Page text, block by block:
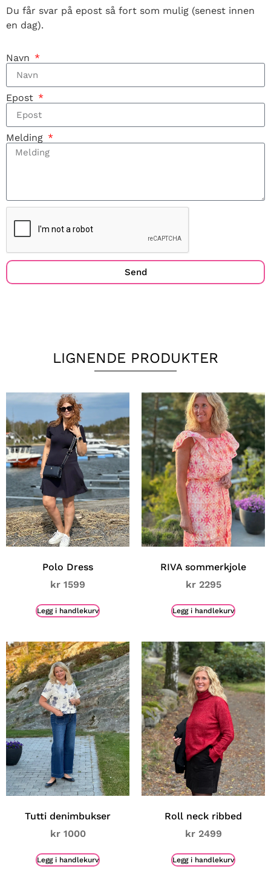
Du får svar på epost så fort som mulig (senest innen
en dag).
Navn
Epost
Melding
Send
LIGNENDE PRODUKTER
Polo Dress
kr 1599
Legg i handlekurv
RIVA sommerkjole
kr2295
Legg i handlekurv
Tutti denimbukser
kr1000
Legg i handlekurv
Roll neck ribbed
kr2499
Legg i handlekurv